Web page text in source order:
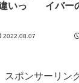
いっ
2022.08.07
イバー
スポンサーリン